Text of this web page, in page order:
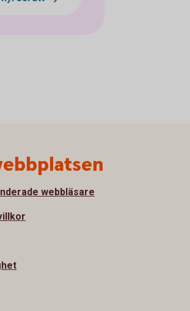
webbläsare